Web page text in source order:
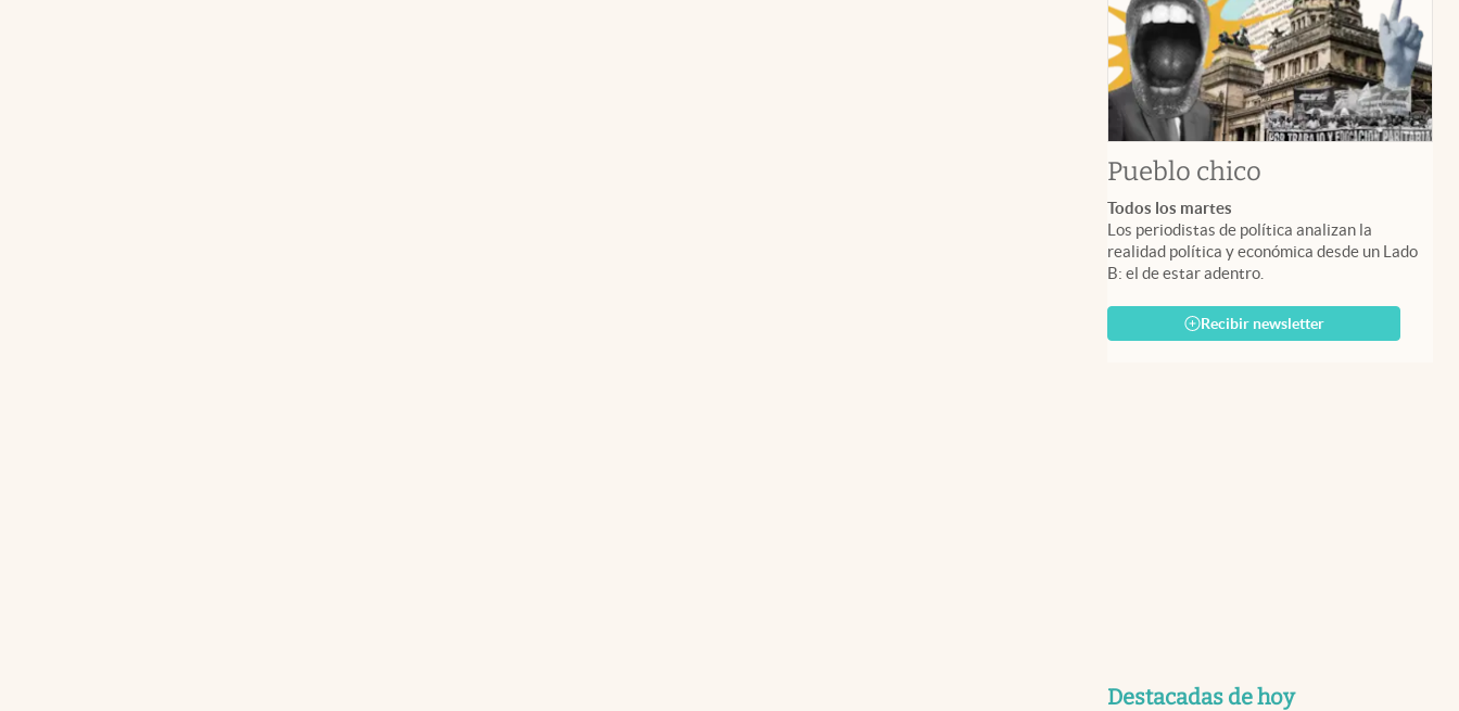
Pueblo chico
Todos los martes
Los periodistas de política analizan la
realidad política y económica desde un Lado
B: el de estar adentro.
Recibir newsletter
Destacadas de hoy